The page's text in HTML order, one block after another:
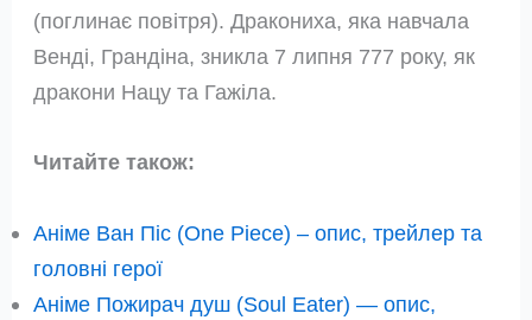
(поглинає повітря). Дракониха, яка навчала
Венді, Грандіна, зникла 7 липня 777 року, як
дракони Нацу та Гажіла.
Читайте також:
Аніме Ван Піс (One Piece) – опис, трейлер та
головні герої
Аніме Пожирач душ (Soul Eater) — опис,